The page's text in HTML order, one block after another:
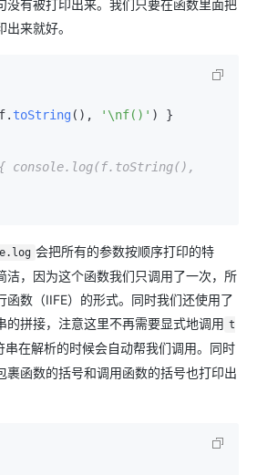
没有被打印出来。我们只要在函数里面把
来就好。
toString (), '\nf()'
会把所有的参数按顺序打印的特
洁，因为这个函数我们只调用了一次，所
函数（IIFE）的形式。同时我们还使用了
的拼接，注意这里不再需要显式地调用 t
串在解析的时候会自动帮我们调用。同时
裹函数的括号和调用函数的括号也打印出